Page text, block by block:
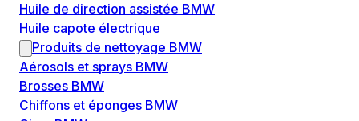
Huile de direction assistée BMW
Huile capote électrique
Produits de nettoyage BMW
Aérosols et sprays BMW
Brosses BMW
Chiffons et éponges BMW